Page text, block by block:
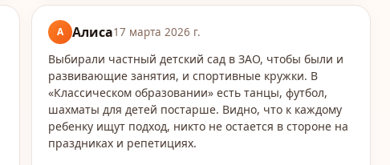
А Алиса17 марта 2026 г.
Выбирали частный детский сад в ЗАО, чтобы были и
развивающие занятия, и спортивные кружки. В
«Классическом образовании» есть танцы, футбол,
шахматы для детей постарше. Видно, что к каждому
ребенку ищут подход, никто не остается в стороне на
праздниках и репетициях.